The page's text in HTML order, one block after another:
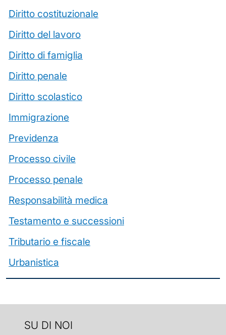
Diritto costituzionale
Diritto del lavoro
Diritto di famiglia
Diritto penale
Diritto scolastico
Immigrazione
Previdenza
Processo civile
Processo penale
Responsabilità medica
Testamento e successioni
Tributario e fiscale
Urbanistica
SU DI NOI